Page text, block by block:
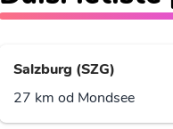
Salzburg (SZG)
27 km od Mondsee